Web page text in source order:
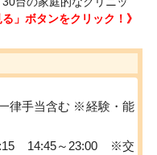
」ボタンをクリック！》
律手当含む ※経験・能
14:45～23:00 ※交